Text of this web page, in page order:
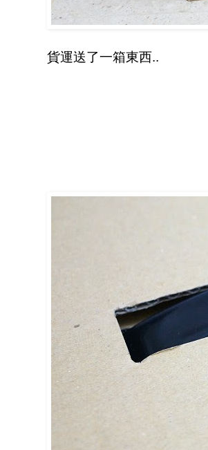
貨運送了一箱東西..